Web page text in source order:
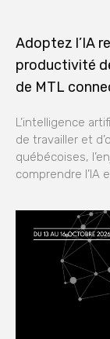
Adoptez l’IA
productivité
de MTL
L’intelligence
de travailler et
québécoises,
comprendre l’IA